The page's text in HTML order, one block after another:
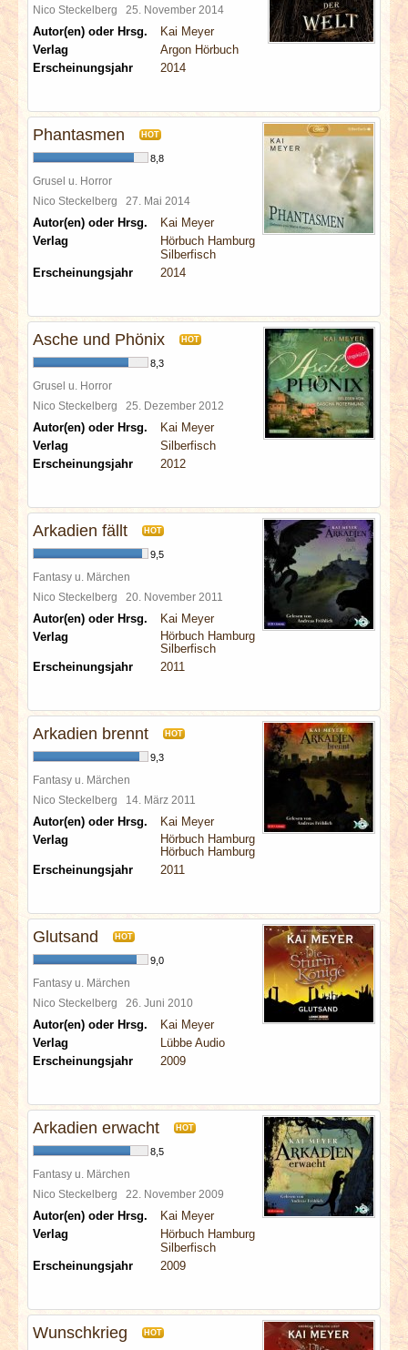
Nico Steckelberg 25. November 2014
Autor(en) oder Hrsg.
Kai Meyer
Verlag
Argon Hörbuch
Erscheinungsjahr
2014
Phantasmen HOT
8,8
Grusel u. Horror
Nico Steckelberg 27. Mai 2014
Autor(en) oder Hrsg.
Kai Meyer
Verlag
Hörbuch Hamburg
Silberfisch
Erscheinungsjahr
2014
Asche und Phönix HOT
8,3
Grusel u. Horror
Nico Steckelberg 25. Dezember 2012
Autor(en) oder Hrsg.
Kai Meyer
Verlag
Silberfisch
Erscheinungsjahr
2012
Arkadien fällt HOT
9,5
Fantasy u. Märchen
Nico Steckelberg 20. November 2011
Autor(en) oder Hrsg.
Kai Meyer
Verlag
Hörbuch Hamburg
Silberfisch
Erscheinungsjahr
2011
Arkadien brennt HOT
9,3
Fantasy u. Märchen
Nico Steckelberg 14. März 2011
Autor(en) oder Hrsg.
Kai Meyer
Verlag
Hörbuch Hamburg
Hörbuch Hamburg Silberfisch
Erscheinungsjahr
2011
Glutsand HOT
9,0
Fantasy u. Märchen
Nico Steckelberg 26. Juni 2010
Autor(en) oder Hrsg.
Kai Meyer
Verlag
Lübbe Audio
Erscheinungsjahr
2009
Arkadien erwacht HOT
8,5
Fantasy u. Märchen
Nico Steckelberg 22. November 2009
Autor(en) oder Hrsg.
Kai Meyer
Verlag
Hörbuch Hamburg
Silberfisch
Erscheinungsjahr
2009
Wunschkrieg HOT